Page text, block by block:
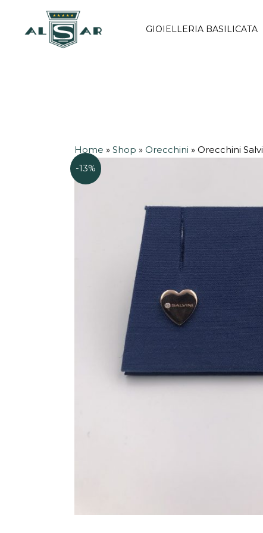
GIOIELLERIA BASILICATA
Home »Shop » Orecchini »Orecchini
-13%